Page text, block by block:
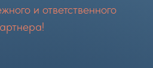
и ответственного